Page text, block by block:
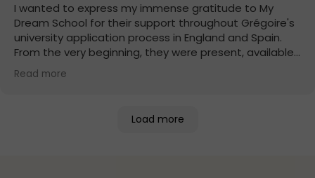
I wanted to express my immense gratitude to My
Dream School for their support throughout Grégoire's
university application process in England and Spain.
From the very beginning, they were present, available,
and remarkably professional. Thanks to their
expertise, and support, Grégoire was delighted to
universities such as UCL, King's College London, and IE
University. We would especially like to thank Adam for
Read more
Load more